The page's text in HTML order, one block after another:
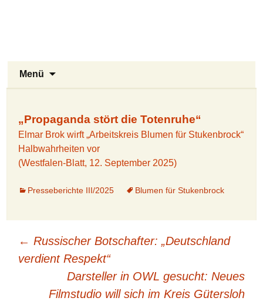
Menü
„Propaganda stört die Totenruhe“
Elmar Brok wirft „Arbeitskreis Blumen für Stukenbrock“
Halbwahrheiten vor
(Westfalen-Blatt, 12. September 2025)
Presseberichte III/2025 Blumen für Stukenbrock
Beitragsnavigation
← Russischer Botschafter: „Deutschland
verdient Respekt“
Darsteller in OWL gesucht: Neues
Filmstudio will sich im Kreis Gütersloh